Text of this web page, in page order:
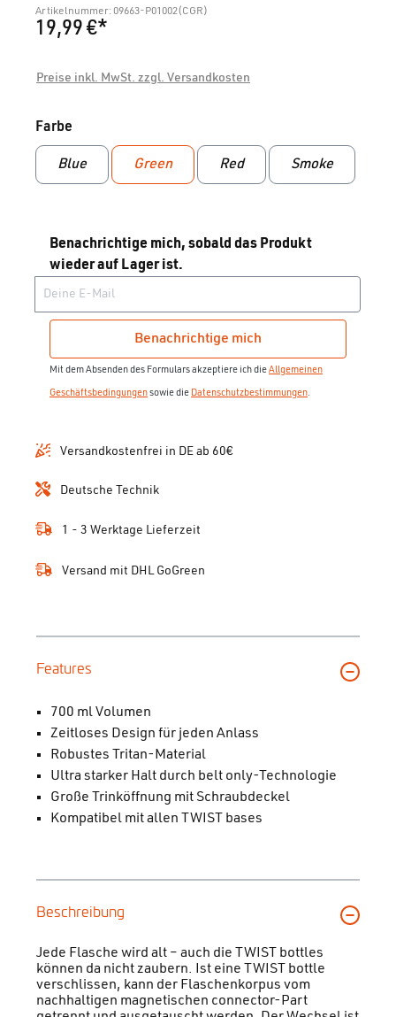
Artikelnummer: 09663-P01002(CGR)
19,99 €*
Preise inkl. MwSt. zzgl. Versandkosten
Farbe
Blue Green Red Smoke
Benachrichtige mich, sobald das Produkt
wieder auf Lager ist.
Benachrichtige mich
Mit dem Absenden des Formulars akzeptiere ich dieAllgemeinen
Geschäftsbedingungensowie die Datenschutzbestimmungen.
Versandkostenfrei in DE ab 60€
Deutsche Technik
1 - 3 Werktage Lieferzeit
Versand mit DHL GoGreen
Features
700 ml Volumen
Zeitloses Design für jeden Anlass
Robustes Tritan-Material
Ultra starker Halt durch belt only-Technologie
Große Trinköffnung mit Schraubdeckel
Kompatibel mit allen TWIST bases
Beschreibung
Jede Flasche wird alt – auch die TWIST bottles
können da nicht zaubern. Ist eine TWIST bottle
verschlissen, kann der Flaschenkorpus vom
nachhaltigen magnetischen connector-Part